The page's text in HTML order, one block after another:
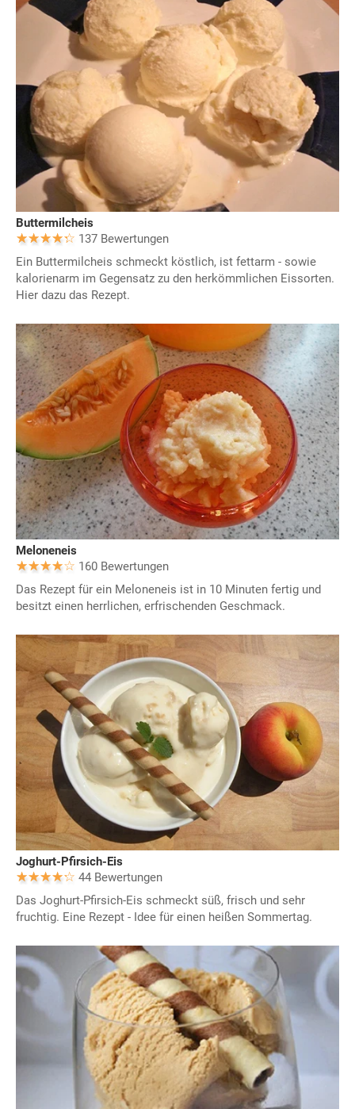
Buttermilcheis
137 Bewertungen
Ein Buttermilcheis schmeckt köstlich, ist fettarm - sowie
kalorienarm im Gegensatz zu den herkömmlichen Eissorten.
Hier dazu das Rezept.
Meloneneis
160 Bewertungen
Das Rezept für ein Meloneneis ist in 10 Minuten fertig und
besitzt einen herrlichen, erfrischenden Geschmack.
Joghurt-Pfirsich-Eis
44 Bewertungen
Das Joghurt-Pfirsich-Eis schmeckt süß, frisch und sehr
fruchtig. Eine Rezept - Idee für einen heißen Sommertag.